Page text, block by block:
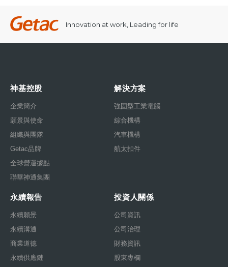
Innovation at work, Leading for life
神基控股
企業簡介
願景與使命
組織與團隊
Getac品牌
全球營運據點
聯華神通集團
解決方案
強固型工業電腦
綜合機構
汽車機構
航太扣件
永續報告
永續願景
永續溝通
商業道德
永續供應鏈
投資人關係
公司資訊
公司治理
財務資訊
股東專欄